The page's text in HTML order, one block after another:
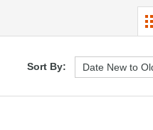
Sort By: